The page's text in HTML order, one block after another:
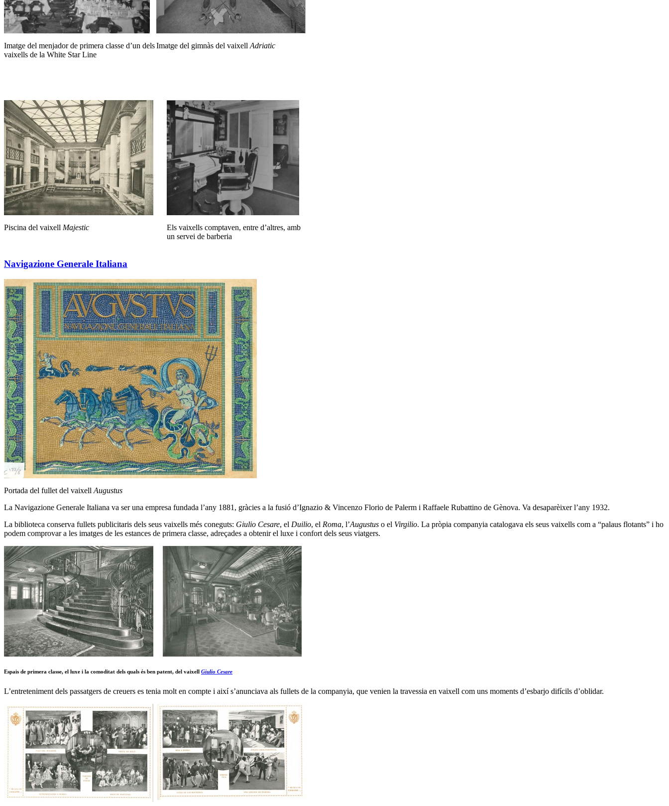
Imatge del menjador de primera classe d’un dels
vaixells de la White Star Line
Imatge del gimnàs del vaixell Adriatic
Piscina del vaixell Majestic
Els vaixells comptaven, entre d’altres, amb
un servei de barberia
Navigazione Generale Italiana
Portada del fullet del vaixell Augustus
La Navigazione Generale Italiana va ser una empresa fundada l’any 1881, gràcies a la fusió d’Ignazio & Vincenzo Florio de Palerm i Raffaele Rubattino de Gènova. Va desaparèixer l’any 1932.
La biblioteca conserva fullets publicitaris dels seus vaixells més coneguts: Giulio Cesare, el Duilio, el Roma, l’Augustus o el Virgilio. La pròpia companyia catalogava els seus vaixells com a “palaus flotants” i ho
podem comprovar a les imatges de les estances de primera classe, adreçades a obtenir el luxe i confort dels seus viatgers.
Espais de primera classe, el luxe i la comoditat dels quals és ben patent, del vaixell Giulio Cesare
L’entreteniment dels passatgers de creuers es tenia molt en compte i així s’anunciava als fullets de la companyia, que venien la travessia en vaixell com uns moments d’esbarjo difícils d’oblidar.